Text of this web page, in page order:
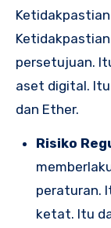
persetujuan.
aset digital.
dan Ether.
Risiko
peraturan.
ketat. Itu